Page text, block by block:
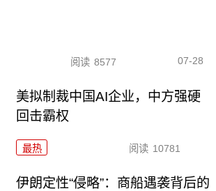
阅读 8577 07-28
美拟制裁中国AI企业，中方强硬
回击霸权
最热 阅读 10781
伊朗定性“侵略”：商船遇袭背后的